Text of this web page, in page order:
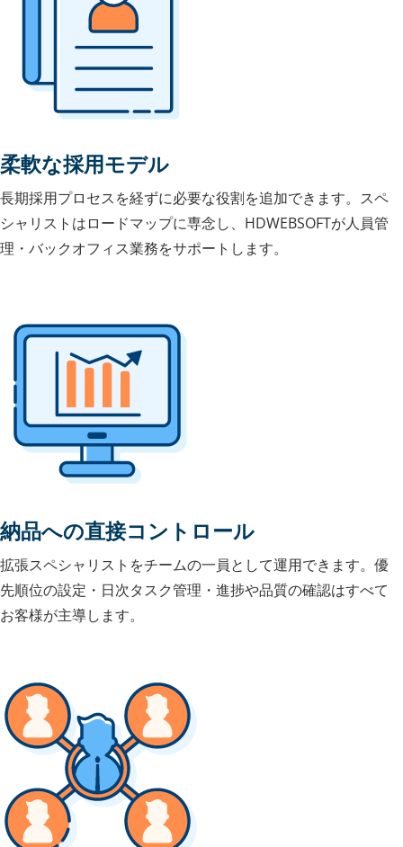
柔軟な採用モデル
長期採用プロセスを経ずに必要な役割を追加できます。スペ
シャリストはロードマップに専念し、HDWEBSOFTが人員管
理・バックオフィス業務をサポートします。
納品への直接コントロール
拡張スペシャリストをチームの一員として運用できます。優
先順位の設定・日次タスク管理・進捗や品質の確認はすべて
お客様が主導します。